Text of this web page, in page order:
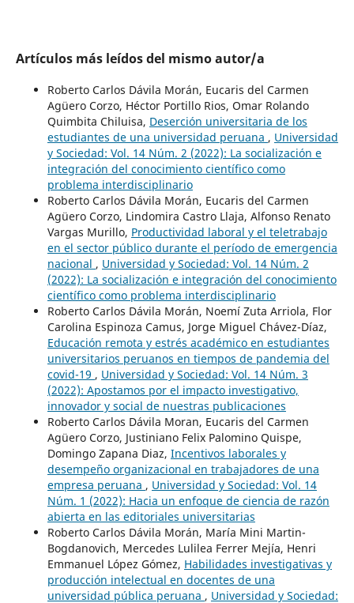
Artículos más leídos del mismo autor/a
Roberto Carlos Dávila Morán, Eucaris del Carmen
Agüero Corzo, Héctor Portillo Rios, Omar Rolando
Quimbita Chiluisa, Deserción universitaria de los
estudiantes de una universidad peruana , Universidad
y Sociedad: Vol. 14 Núm. 2 (2022): La socialización e
integración del conocimiento científico como
problema interdisciplinario
Roberto Carlos Dávila Morán, Eucaris del Carmen
Agüero Corzo, Lindomira Castro Llaja, Alfonso Renato
Vargas Murillo, Productividad laboral y el teletrabajo
en el sector público durante el período de emergencia
nacional , Universidad y Sociedad: Vol. 14 Núm. 2
(2022): La socialización e integración del conocimiento
científico como problema interdisciplinario
Roberto Carlos Dávila Morán, Noemí Zuta Arriola, Flor
Carolina Espinoza Camus, Jorge Miguel Chávez-Díaz,
Educación remota y estrés académico en estudiantes
universitarios peruanos en tiempos de pandemia del
covid-19 , Universidad y Sociedad: Vol. 14 Núm. 3
(2022): Apostamos por el impacto investigativo,
innovador y social de nuestras publicaciones
Roberto Carlos Dávila Moran, Eucaris del Carmen
Agüero Corzo, Justiniano Felix Palomino Quispe,
Domingo Zapana Diaz, Incentivos laborales y
desempeño organizacional en trabajadores de una
empresa peruana , Universidad y Sociedad: Vol. 14
Núm. 1 (2022): Hacia un enfoque de ciencia de razón
abierta en las editoriales universitarias
Roberto Carlos Dávila Morán, María Mini Martin-
Bogdanovich, Mercedes Lulilea Ferrer Mejía, Henri
Emmanuel López Gómez, Habilidades investigativas y
producción intelectual en docentes de una
universidad pública peruana , Universidad y Sociedad: